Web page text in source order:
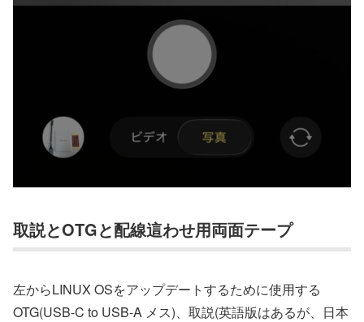
取説とOTGと配線這わせ用両面テープ
左からLINUX OSをアップデートするために使用する
OTG(USB-C to USB-A メス)、取説(英語版はあるが、日本